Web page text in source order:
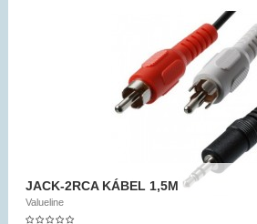
JACK-2RCA KÁBEL 1,5M
Valueline